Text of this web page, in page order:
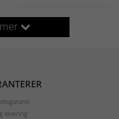
levering